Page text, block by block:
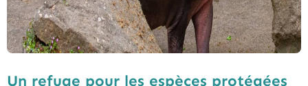
Un refuge pour les espèces protégées